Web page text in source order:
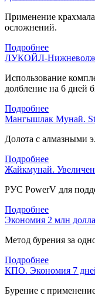
Применение
осложнений.
Подробнее
ЛУКОЙЛ-
Использование
долбление на 6 дней
Подробнее
Мангышлак Мунай.
Долота с алмазными
Подробнее
Жайкмунай.
РУС PowerV для
Подробнее
Экономия 2 млн
Метод бурения за
Подробнее
КПО. Экономия 7
Бурение с